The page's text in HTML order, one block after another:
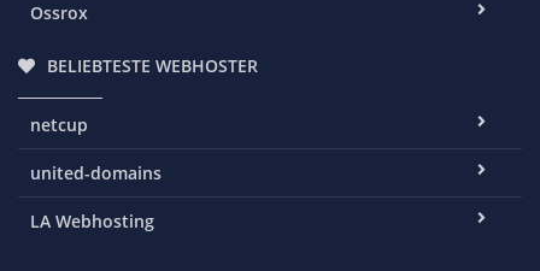
Ossrox
BELIEBTESTE WEBHOSTER
netcup
united-domains
LA Webhosting